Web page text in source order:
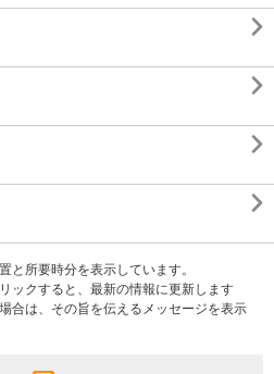




と所要時分を表示しています。
ックすると、最新の情報に更新します
合は、その旨を伝えるメッセージを表示